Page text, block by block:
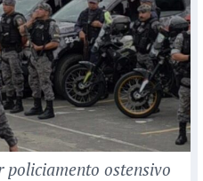
policiamento ostensivo